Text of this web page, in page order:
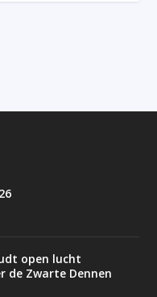
open lucht
de Zwarte Dennen